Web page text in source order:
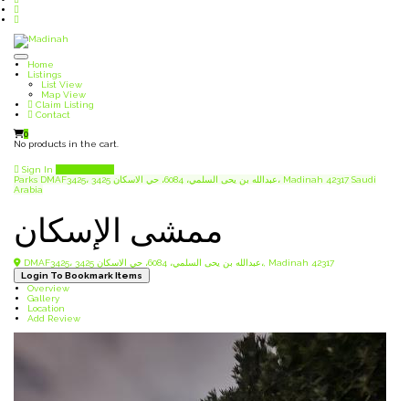
Home
Listings
List View
Map View
Claim Listing
Contact
0
No products in the cart.
Sign In
Parks DMAF3425، 3425 عبدالله بن يحى السلمي، 6084، حي الاسكان، Madinah 42317 Saudi
Arabia
ممشى الإسكان
DMAF3425، 3425 عبدالله بن يحى السلمي، 6084، حي الاسكان،, Madinah 42317
Login To Bookmark Items
Overview
Gallery
Location
Add Review